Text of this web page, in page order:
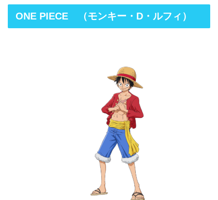
ONE PIECE （モンキー・D・ルフィ）